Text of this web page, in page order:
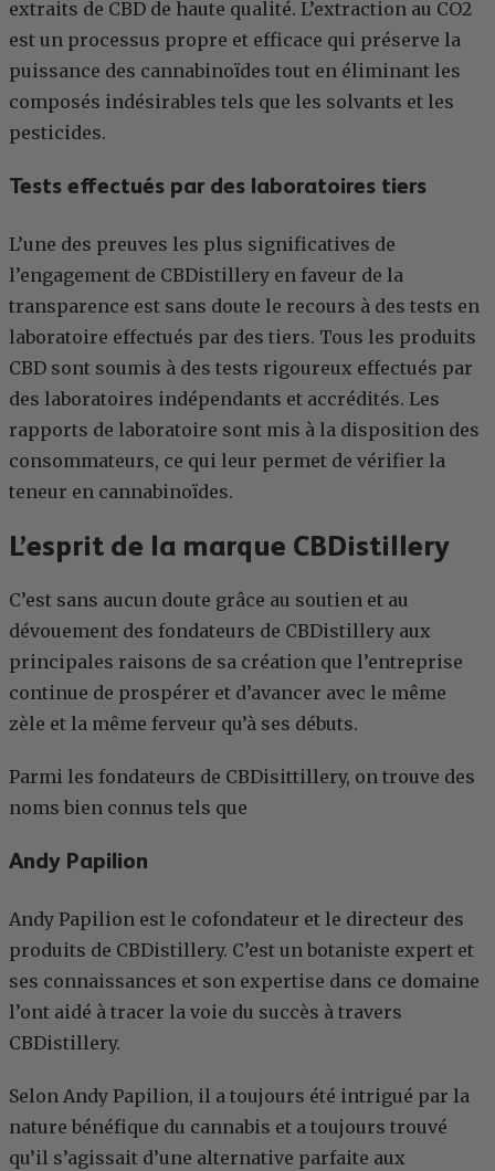
extraits de CBD de haute qualité. L’extraction au CO2
est un processus propre et efficace qui préserve la
puissance des cannabinoïdes tout en éliminant les
composés indésirables tels que les solvants et les
pesticides.
Tests effectués par des laboratoires tiers
L’une des preuves les plus significatives de
l’engagement de CBDistillery en faveur de la
transparence est sans doute le recours à des tests en
laboratoire effectués par des tiers. Tous les produits
CBD sont soumis à des tests rigoureux effectués par
des laboratoires indépendants et accrédités. Les
rapports de laboratoire sont mis à la disposition des
consommateurs, ce qui leur permet de vérifier la
teneur en cannabinoïdes.
L’esprit de la marque CBDistillery
C’est sans aucun doute grâce au soutien et au
dévouement des fondateurs de CBDistillery aux
principales raisons de sa création que l’entreprise
continue de prospérer et d’avancer avec le même
zèle et la même ferveur qu’à ses débuts.
Parmi les fondateurs de CBDisittillery, on trouve des
noms bien connus tels que
Andy Papilion
Andy Papilion est le cofondateur et le directeur des
produits de CBDistillery. C’est un botaniste expert et
ses connaissances et son expertise dans ce domaine
l’ont aidé à tracer la voie du succès à travers
CBDistillery.
Selon Andy Papilion, il a toujours été intrigué par la
nature bénéfique du cannabis et a toujours trouvé
qu’il s’agissait d’une alternative parfaite aux